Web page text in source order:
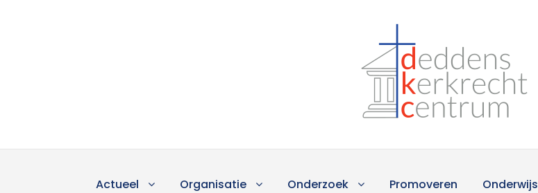
Actueel Organisatie Onderzoek Promoveren Onderwijs